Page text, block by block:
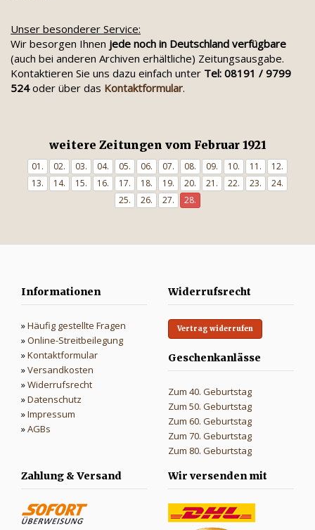
Unser besonderer Service:
Wir besorgen Ihnen jede noch in Deutschland verfügbare
(auch bei anderen Archiven erhältliche) Zeitungsausgabe.
Kontaktieren Sie uns dazu einfach unter Tel: 08191 / 9799
524oder über das Kontaktformular.
weitere Zeitungen vom Februar 1921
01. 02. 03. 04. 05. 06. 07. 08. 09. 10. 11.
12.
13.
14. 15. 16. 17. 18. 19. 20. 21. 22. 23.
24.
25.
26. 27. 28.
Informationen
»Häufig gestellte Fragen
»Online-Streitbeilegung
»Kontaktformular
»Versandkosten
»Widerrufsrecht
»Datenschutz
»Impressum
»AGBs
Widerrufsrecht
Vertrag widerrufen
Geschenkanlässe
Zum 40. Geburtstag
Zum 50. Geburtstag
Zum 60. Geburtstag
Zum 70. Geburtstag
Zum 80. Geburtstag
Zahlung & Versand
Wir versenden mit